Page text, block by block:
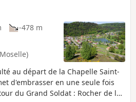
-478 m
au départ de la Chapelle Saint-
d'embrasser en une seule fois
du Grand Soldat : Rocher de la